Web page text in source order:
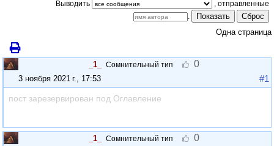
Выводить
Показать
Сброс
Одна страница
_1_ Сомнительный тип 0
3 ноября 2021 г., 17:53 #1
пост зарезервирован под Оглавление
_1_ Сомнительный тип 0